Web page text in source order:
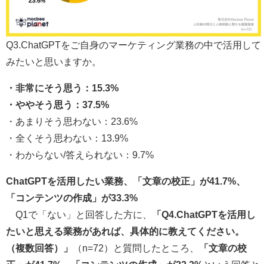
Q3.ChatGPTをご自身のマーケティング業務の中で活用して
みたいと思いますか。
・非常にそう思う：15.3%
・ややそう思う：37.5%
・あまりそう思わない：23.6%
・全くそう思わない：13.9%
・わからない/答えられない：9.7%
ChatGPTを活用したい業務、「文章の校正」が41.7%、
「コンテンツの作成」が33.3%
Q1で「ない」と回答した方に、
「Q4.ChatGPTを活用し
たいと思える業務があれば、具体的に教えてください。
（複数回答）」
（n=72）と質問したところ、
「文章の校